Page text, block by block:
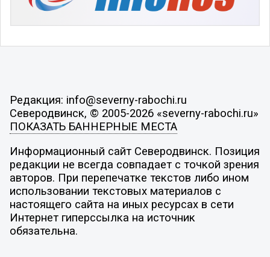
Редакция: info@severny-rabochi.ru
Северодвинск, © 2005-2026 «severny-rabochi.ru»
ПОКАЗАТЬ БАННЕРНЫЕ МЕСТА
Информационный сайт Северодвинск. Позиция
редакции не всегда совпадает с точкой зрения
авторов. При перепечатке текстов либо ином
использовании текстовых материалов с
настоящего сайта на иных ресурсах в сети
Интернет гиперссылка на источник
обязательна.